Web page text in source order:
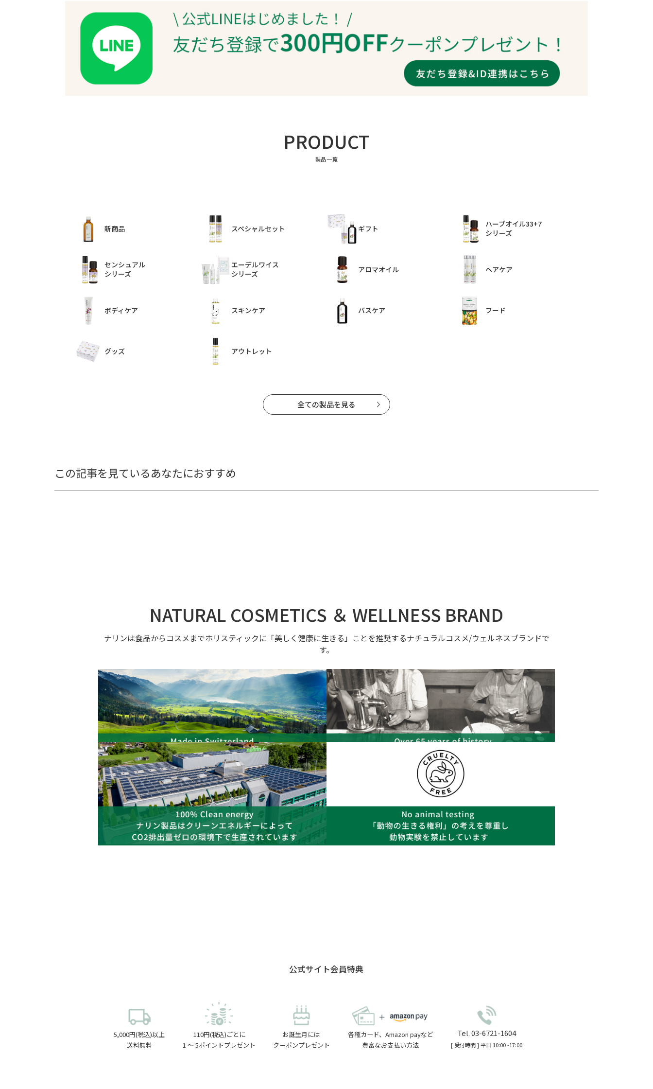
PRODUCT
製品一覧
新商品 スペシャルセット ギフト
ハーブオイル33+7
シリーズ
センシュアル
シリーズ
エーデルワイス
シリーズ
アロマオイル ヘアケア
ボディケア スキンケア バスケア フード
グッズ アウトレット
全ての製品を見る
この記事を見ているあなたにおすすめ
NATURAL COSMETICS ＆ WELLNESS BRAND
ナリンは食品からコスメまでホリスティックに「美しく健康に生きる」ことを推奨するナチュラルコスメ/ウェルネスブランドで
す。
公式サイト会員特典
5,000円(税込)以上
送料無料
110円(税込)ごとに
1 〜 5ポイントプレゼント
お誕生月には
クーポンプレゼント
各種カード、Amazon payなど
豊富なお支払い方法
Tel. 03-6721-1604
[ 受付時間 ] 平日 10:00 -17:00